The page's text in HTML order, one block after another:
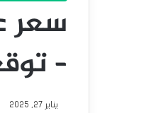
سعر
–
يناير 27, 2025